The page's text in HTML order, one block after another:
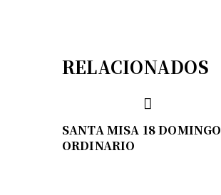
RELACIONADOS
SANTA MISA 18 DOMINGO
ORDINARIO